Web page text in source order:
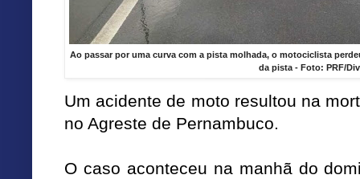
Ao passar por uma curva com a pista molhada, o motociclista
da pista - Foto: PRF/
Um acidente de moto resultou na
no Agreste de Pernambuco.
O caso aconteceu na manhã do